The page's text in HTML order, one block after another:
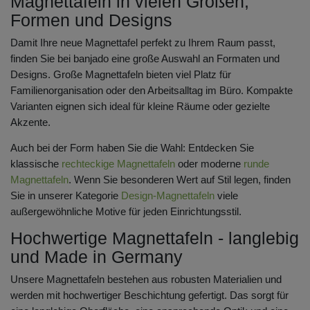
Formen und Designs
Damit Ihre neue Magnettafel perfekt zu Ihrem Raum passt,
finden Sie bei banjado eine große Auswahl an Formaten und
Designs. Große Magnettafeln bieten viel Platz für
Familienorganisation oder den Arbeitsalltag im Büro. Kompakte
Varianten eignen sich ideal für kleine Räume oder gezielte
Akzente.
Auch bei der Form haben Sie die Wahl: Entdecken Sie
klassische rechteckige Magnettafeln oder moderne runde
Magnettafeln. Wenn Sie besonderen Wert auf Stil legen, finden
Sie in unserer Kategorie Design-Magnettafeln viele
außergewöhnliche Motive für jeden Einrichtungsstil.
Hochwertige Magnettafeln - langlebig
und Made in Germany
Unsere Magnettafeln bestehen aus robusten Materialien und
werden mit hochwertiger Beschichtung gefertigt. Das sorgt für